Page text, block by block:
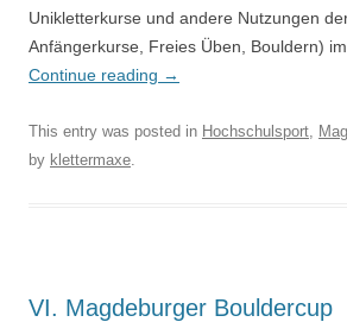
Unikletterkurse und andere Nutzungen
Anfängerkurse, Freies Üben, Bouldern)
Continue reading →
This entry was posted in Hochschulsport
by klettermaxe
VI. Magdeburger Bouldercup